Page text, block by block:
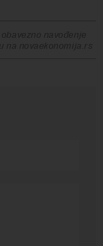
navođenje
novaekonomija.rs